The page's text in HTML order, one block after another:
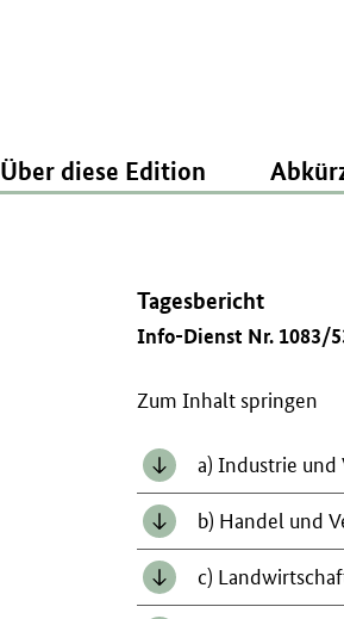
Über diese Edition
Tagesbericht
Info-Dienst Nr. 1083/
Zum Inhalt springen
a) Industrie und
b) Handel und
c)